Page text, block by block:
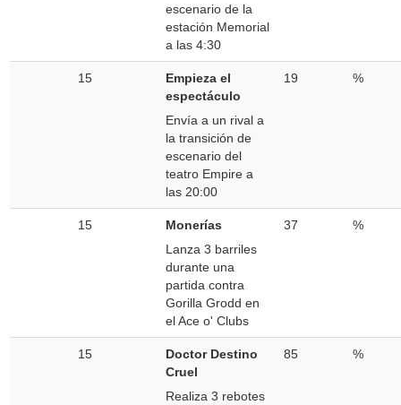
escenario de la
estación Memorial
a las 4:30
15
Empieza el
espectáculo
Envía a un rival a
la transición de
escenario del
teatro Empire a
las 20:00
19 %
15
Monerías
Lanza 3 barriles
durante una
partida contra
Gorilla Grodd en
el Ace o' Clubs
37 %
15
Doctor Destino
Cruel
Realiza 3 rebotes
85 %